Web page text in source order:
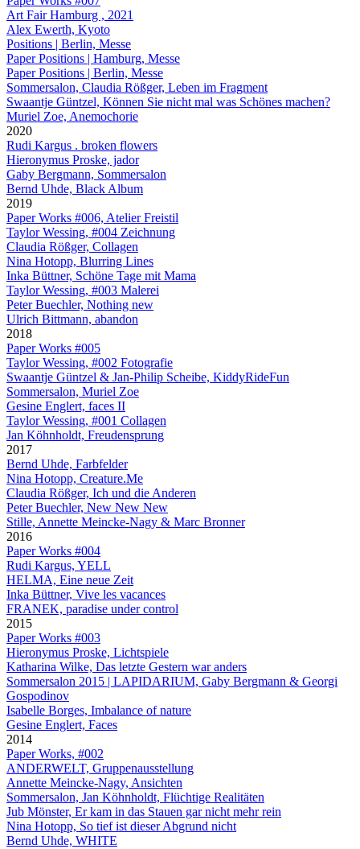
Art Fair Hamburg , 2021
Alex Ewerth, Kyoto
Positions | Berlin, Messe
Paper Positions | Hamburg, Messe
Paper Positions | Berlin, Messe
Sommersalon, Claudia Rößger, Leben im Fragment
Swaantje Güntzel, Können Sie nicht mal was Schönes machen?
Muriel Zoe, Anemochorie
2020
Rudi Kargus . broken flowers
Hieronymus Proske, jador
Gaby Bergmann, Sommersalon
Bernd Uhde, Black Album
2019
Paper Works #006, Atelier Freistil
Taylor Wessing, #004 Zeichnung
Claudia Rößger, Collagen
Nina Hotopp, Blurring Lines
Inka Büttner, Schöne Tage mit Mama
Taylor Wessing, #003 Malerei
Peter Buechler, Nothing new
Ulrich Bittmann, abandon
2018
Paper Works #005
Taylor Wessing, #002 Fotografie
Swaantje Güntzel & Jan-Philip Scheibe, KiddyRideFun
Sommersalon, Muriel Zoe
Gesine Englert, faces II
Taylor Wessing, #001 Collagen
Jan Köhnholdt, Freudensprung
2017
Bernd Uhde, Farbfelder
Nina Hotopp, Creature.Me
Claudia Rößger, Ich und die Anderen
Peter Buechler, New New New
Stille, Annette Meincke-Nagy & Marc Bronner
2016
Paper Works #004
Rudi Kargus, YELL
HELMA, Eine neue Zeit
Inka Büttner, Vive les vacances
FRANEK, paradise under control
2015
Paper Works #003
Hieronymus Proske, Lichtspiele
Katharina Wilke, Das letzte Gestern war anders
Sommersalon 2015 | LAPIDARIUM, Gaby Bergmann & Georgi
Gospodinov
Isabelle Borges, Imbalance of nature
Gesine Englert, Faces
2014
Paper Works, #002
ANDERWELT, Gruppenausstellung
Annette Meincke-Nagy, Ansichten
Sommersalon, Jan Köhnholdt, Flüchtige Realitäten
Jub Mönster, Er kam in das Stauen gar nicht mehr rein
Nina Hotopp, So tief ist dieser Abgrund nicht
Bernd Uhde, WHITE